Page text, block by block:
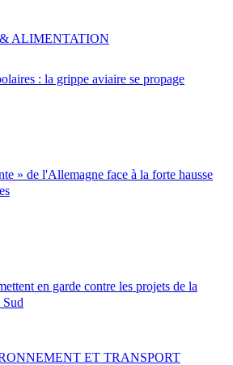
: la grippe aviaire se propage
ALIMENTATION
» de l'Allemagne face à la forte hausse
en garde contre les projets de la
Sud
ET TRANSPORT